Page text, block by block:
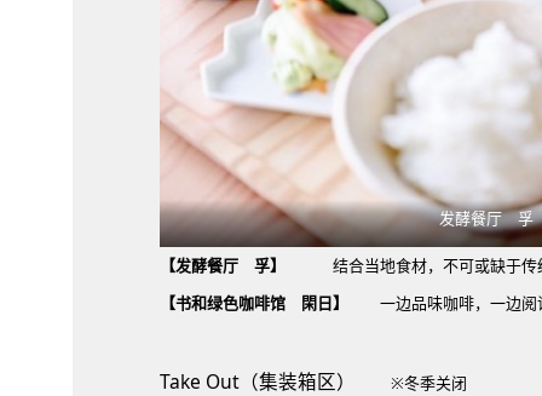
发酵餐厅 孚
【发酵餐厅 孚】
结合当地食材，不可或缺于传
【书和绿色咖啡馆 閑日】
一边品味咖啡，一边阅
Take Out（集装箱区） ※冬季关闭